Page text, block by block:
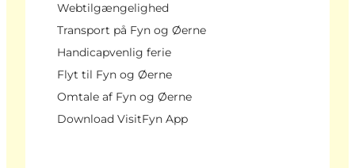
Webtilgængelighed
Transport på Fyn og Øerne
Handicapvenlig ferie
Flyt til Fyn og Øerne
Omtale af Fyn og Øerne
Download VisitFyn App